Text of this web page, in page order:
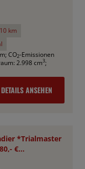
10 km
; CO2-Emissionen
2.998 cm3;
DETAILS ANSEHEN
*Trialmaster
€